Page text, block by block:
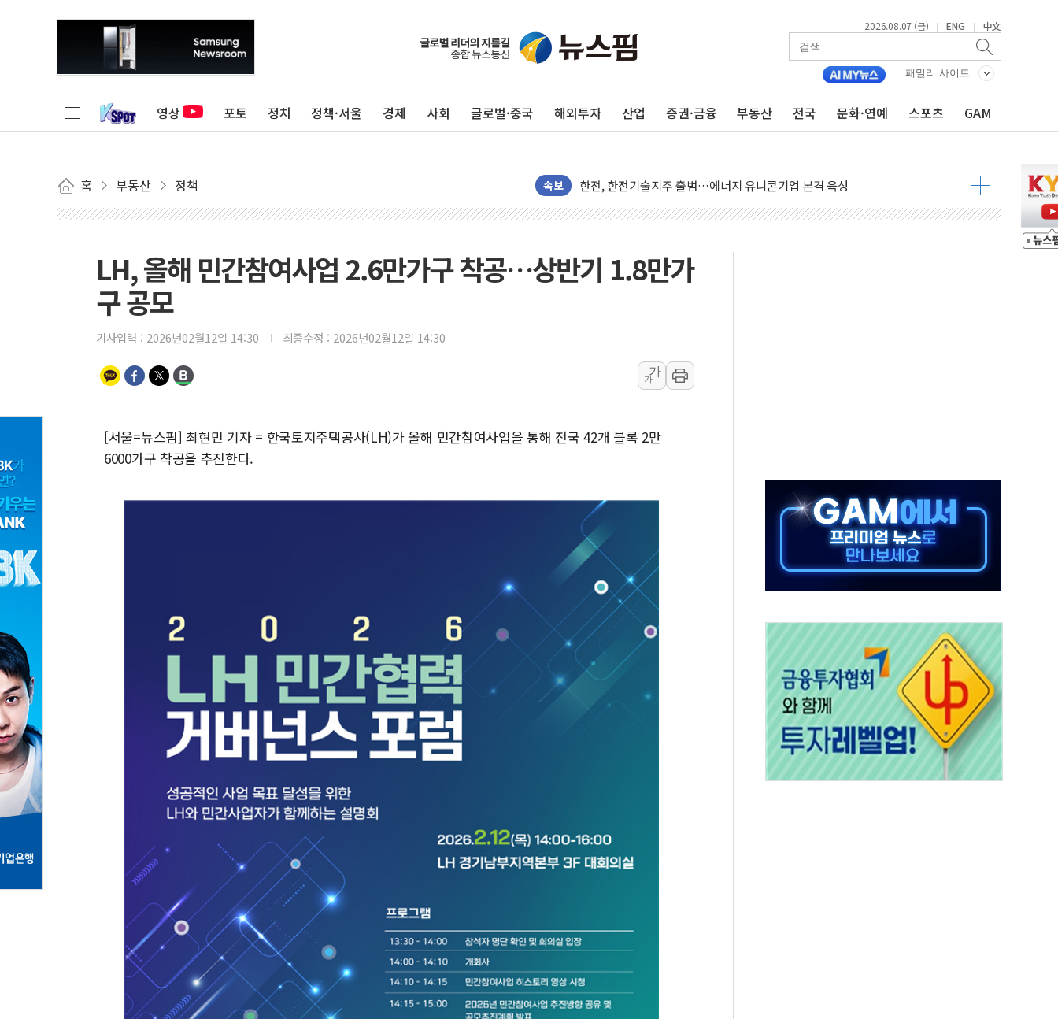
2026.08.07 (금) | ENG | 中文
패밀리 사이트
영상 포토 정치 정책·서울 경제 사회 글로벌·중국 해외투자 산업 증권·금융 부동산 전국 문화·연예 스포츠 GAM
홈 부동산 정책 속보
준공업지역 용적률 400% 적용하니…재건축보다 재개발 사업성 개선↑
현대해상, 유튜브 양육 콘텐츠 '소셜아이어워드' 대상 수상
대형 저축은행 4%대 예금 사라진다, OK·애큐온·페퍼만 남아
서울 노원 40.2도…8년 만에 서울서 40도 넘어
SK하이닉스, 용인·청주에 54조 투자…D램·낸드 동시 증설
[중국증시 마감] CPO∙PCB∙CRO가 이끈 '기술주 상승장'
[컨콜] 롯데케미칼 "대산·여수 사업재편 완료시 재무구조 개선 기대"
SK증권, 비대면 고객 대상 '수수료 평생 우대' 이벤트 진행
중수청 임용설명회에 검사 110명 등 1100명 참석...인사·처우 관심
[컨콜] 롯데케미칼, "하반기 기초화학 가격 강세 완화"
컴투스, 제우스: 오만의 신 쇼케이스
목동8단지 현설에 대우·DL·GS·현산 참여…'공사비 인상 차단' 조건
LH, 올해 민간참여사업 2.6만가구 착공…상반기 1.8만가
구 공모
기사입력 : 2026년02월12일 14:30 최종수정 : 2026년02월12일 14:30
가
가
[서울=뉴스핌] 최현민 기자 = 한국토지주택공사(LH)가 올해 민간참여사업을 통해 전국 42개 블록 2만
6000가구 착공을 추진한다.